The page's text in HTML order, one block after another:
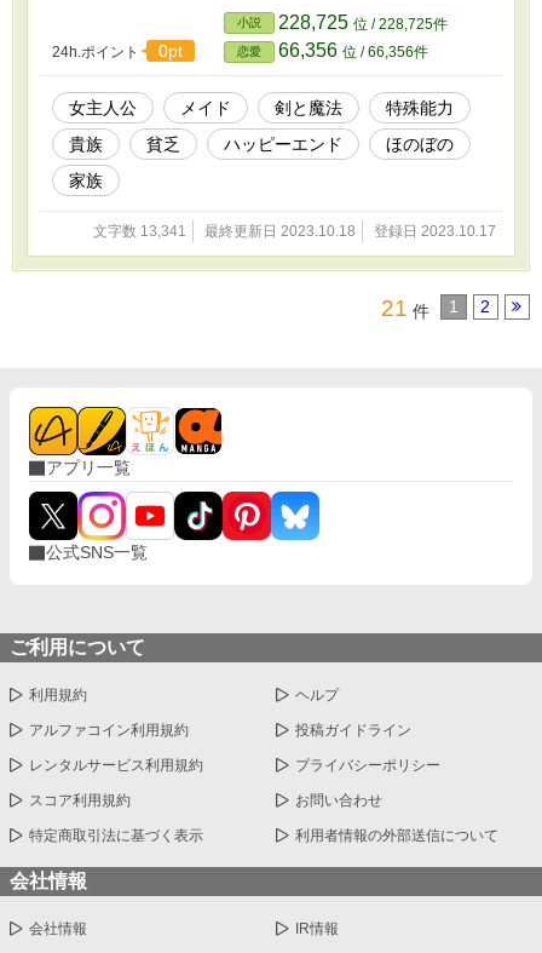
24h.ポイント 0pt
小説 228,725 位 / 228,725件
恋愛 66,356 位 / 66,356件
女主人公 メイド 剣と魔法
特殊能力
貴族
貧乏 ハッピーエンド
ほのぼの
家族
文字数 13,341 最終更新日 2023.10.18 登録日 2023.10.17
21 件 1 2
アプリ一覧
公式SNS一覧
ご利用について
利用規約 ヘルプ
アルファコイン利用規約 投稿ガイドライン
レンタルサービス利用規約 プライバシーポリシー
スコア利用規約 お問い合わせ
特定商取引法に基づく表示 利用者情報の外部送信について
会社情報
会社情報 IR情報